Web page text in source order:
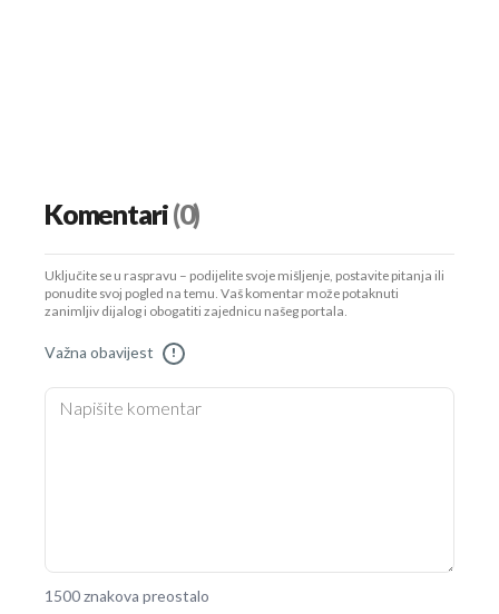
Komentari(0)
Uključite se u raspravu – podijelite svoje mišljenje, postavite pitanja ili
ponudite svoj pogled na temu. Vaš komentar može potaknuti
zanimljiv dijalog i obogatiti zajednicu našeg portala.
Važna obavijest !
1500 znakova preostalo